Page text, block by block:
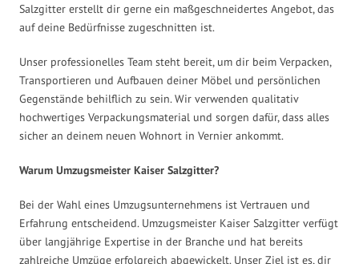
Salzgitter erstellt dir gerne ein maßgeschneidertes Angebot, das
auf deine Bedürfnisse zugeschnitten ist.
Unser professionelles Team steht bereit, um dir beim Verpacken,
Transportieren und Aufbauen deiner Möbel und persönlichen
Gegenstände behilflich zu sein. Wir verwenden qualitativ
hochwertiges Verpackungsmaterial und sorgen dafür, dass alles
sicher an deinem neuen Wohnort in Vernier ankommt.
Warum Umzugsmeister Kaiser Salzgitter?
Bei der Wahl eines Umzugsunternehmens ist Vertrauen und
Erfahrung entscheidend. Umzugsmeister Kaiser Salzgitter verfügt
über langjährige Expertise in der Branche und hat bereits
zahlreiche Umzüge erfolgreich abgewickelt. Unser Ziel ist es, dir